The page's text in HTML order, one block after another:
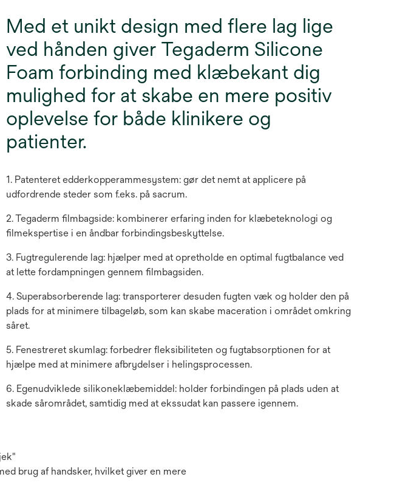
Med et unikt design med flere lag lige
ved hånden giver Tegaderm Silicone
Foam forbinding med klæbekant dig
mulighed for at skabe en mere positiv
oplevelse for både klinikere og
patienter.
1. Patenteret edderkopperammesystem: gør det nemt at applicere på
udfordrende steder som f.eks. på sacrum.
2. Tegaderm filmbagside: kombinerer erfaring inden for klæbeteknologi og
filmekspertise i en åndbar forbindingsbeskyttelse.
3. Fugtregulerende lag: hjælper med at opretholde en optimal fugtbalance ved
at lette fordampningen gennem filmbagsiden.
4. Superabsorberende lag: transporterer desuden fugten væk og holder den på
plads for at minimere tilbageløb, som kan skabe maceration i området omkring
såret.
5. Fenestreret skumlag: forbedrer fleksibiliteten og fugtabsorptionen for at
hjælpe med at minimere afbrydelser i helingsprocessen.
6. Egenudviklede silikoneklæbemiddel: holder forbindingen på plads uden at
skade sårområdet, samtidig med at ekssudat kan passere igennem.
brug af handsker, hvilket giver en mere